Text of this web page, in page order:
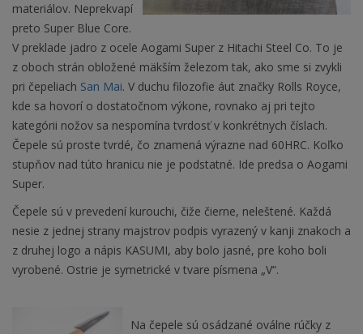
materiálov. Neprekvapí
preto Super Blue Core.
V preklade jadro z ocele Aogami Super z Hitachi Steel Co. To je
z oboch strán obložené mäkším železom tak, ako sme si zvykli
pri čepeliach San Mai. V duchu filozofie áut značky Rolls Royce,
kde sa hovorí o dostatočnom výkone, rovnako aj pri tejto
kategórii nožov sa nespomína tvrdosť v konkrétnych číslach.
Čepele sú proste tvrdé, čo znamená výrazne nad 60HRC. Koľko
stupňov nad túto hranicu nie je podstatné. Ide predsa o Aogami
Super.
Čepele sú v prevedení kurouchi, čiže čierne, neleštené. Každá
nesie z jednej strany majstrov podpis vyrazený v kanji znakoch a
z druhej logo a nápis KASUMI, aby bolo jasné, pre koho boli
vyrobené. Ostrie je symetrické v tvare písmena „V“.
Na čepele sú osádzané oválne rúčky z